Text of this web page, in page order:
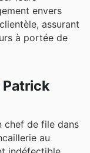
envers
assurant
à portée de
Patrick
chef de file dans
au